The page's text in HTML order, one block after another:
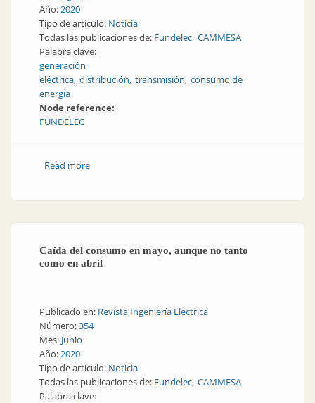
Año:2020
Tipo de artículo: Noticia
Todas las publicaciones de: Fundelec CAMMESA
Palabra clave:
generación
eléctrica distribución transmisión consumo de
energía
Node reference:
FUNDELEC
Read moreabout En julio aumentó la demanda de energía
Caída del consumo en mayo, aunque no tanto
como en abril
Publicado en: Revista Ingeniería Eléctrica
Número:354
Mes: Junio
Año:2020
Tipo de artículo: Noticia
Todas las publicaciones de: Fundelec CAMMESA
Palabra clave: